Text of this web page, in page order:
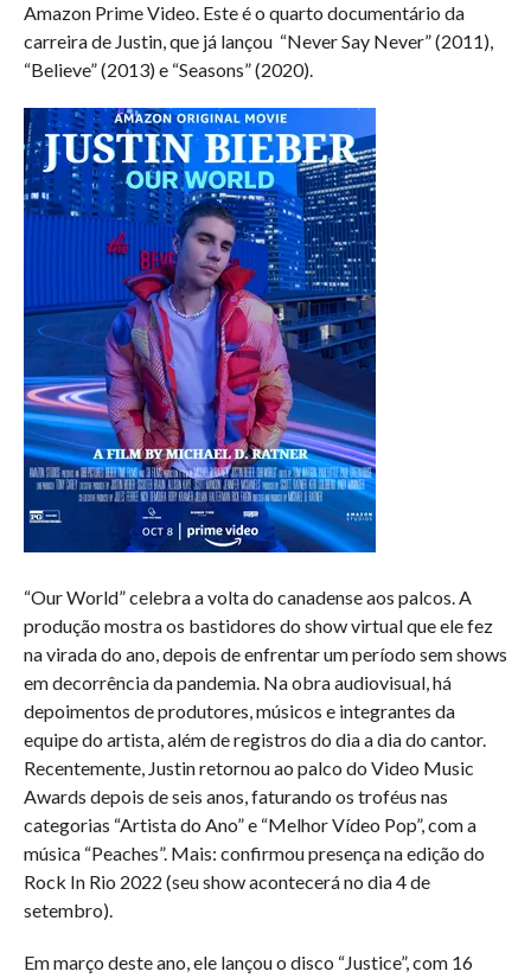
Amazon Prime Video. Este é o quarto documentário da
carreira de Justin, que já lançou “Never Say Never” (2011),
“Believe” (2013) e “Seasons” (2020).
“Our World”celebra a volta do canadense aos palcos. A
produção mostra os bastidores do show virtual que ele fez
na virada do ano, depois de enfrentar um período sem shows
em decorrência da pandemia. Na obra audiovisual, há
depoimentos de produtores, músicos e integrantes da
equipe do artista, além de registros do dia a dia do cantor.
Recentemente, Justin retornou ao palco do Video Music
Awards depois de seis anos, faturando os troféus nas
categorias “Artista do Ano” e “Melhor Vídeo Pop”, com a
música “Peaches”. Mais: confirmou presença na edição do
Rock In Rio 2022 (seu show acontecerá no dia 4 de
setembro).
Em março deste ano, ele lançou o disco “Justice”, com 16